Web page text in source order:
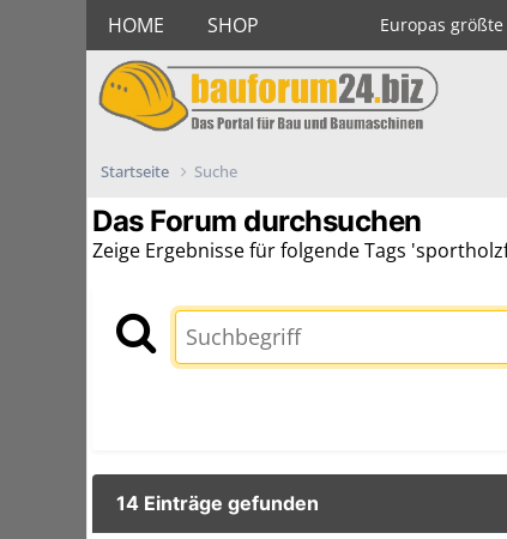
HOME SHOP Europas
Startseite Suche
Das Forum durchsuchen
Zeige Ergebnisse für folgende Tags
14 Einträge gefunden